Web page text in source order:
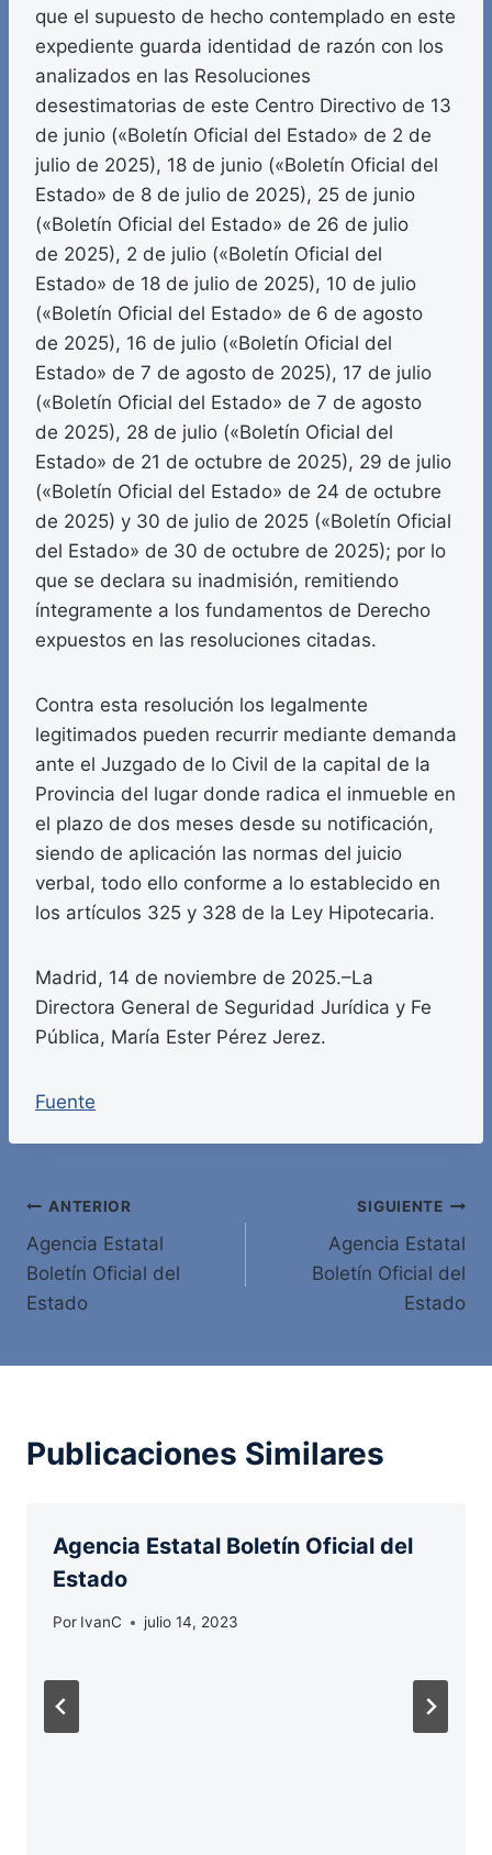
que el supuesto de hecho contemplado en este
expediente guarda identidad de razón con los
analizados en las Resoluciones
desestimatorias de este Centro Directivo de 13
de junio («Boletín Oficial del Estado» de 2 de
julio de 2025), 18 de junio («Boletín Oficial del
Estado» de 8 de julio de 2025), 25 de junio
(«Boletín Oficial del Estado» de 26 de julio
de 2025), 2 de julio («Boletín Oficial del
Estado» de 18 de julio de 2025), 10 de julio
(«Boletín Oficial del Estado» de 6 de agosto
de 2025), 16 de julio («Boletín Oficial del
Estado» de 7 de agosto de 2025), 17 de julio
(«Boletín Oficial del Estado» de 7 de agosto
de 2025), 28 de julio («Boletín Oficial del
Estado» de 21 de octubre de 2025), 29 de julio
(«Boletín Oficial del Estado» de 24 de octubre
de 2025) y 30 de julio de 2025 («Boletín Oficial
del Estado» de 30 de octubre de 2025); por lo
que se declara su inadmisión, remitiendo
íntegramente a los fundamentos de Derecho
expuestos en las resoluciones citadas.
Contra esta resolución los legalmente
legitimados pueden recurrir mediante demanda
ante el Juzgado de lo Civil de la capital de la
Provincia del lugar donde radica el inmueble en
el plazo de dos meses desde su notificación,
siendo de aplicación las normas del juicio
verbal, todo ello conforme a lo establecido en
los artículos 325 y 328 de la Ley Hipotecaria.
Madrid, 14 de noviembre de 2025.–La
Directora General de Seguridad Jurídica y Fe
Pública, María Ester Pérez Jerez.
Fuente
Navegación
de
entradas
ANTERIOR
Agencia Estatal
Boletín Oficial del
Estado
SIGUIENTE
Agencia Estatal
Boletín Oficial del
Estado
Publicaciones Similares
Agencia Estatal Boletín Oficial del
Estado
Por IvanC julio 14, 2023